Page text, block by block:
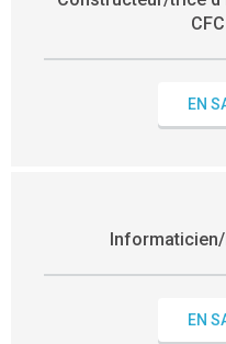
EN
Informaticien/
EN